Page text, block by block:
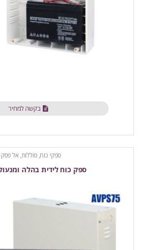
בקשה למחיר
ספקי כוח, סוללות, אל פסק
ספק כוח לידית בהלה